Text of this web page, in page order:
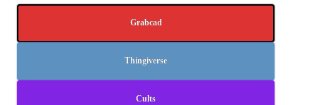
Grabcad
Thingiverse
Cults